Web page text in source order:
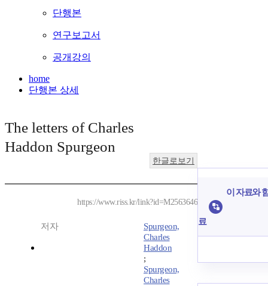
단행본
연구보고서
공개강의
home
단행본 상세
The letters of Charles
Haddon Spurgeon
한글로보기
https://www.riss.kr/link?id=M2563646
저자
Spurgeon,
Charles
Haddon
;
Spurgeon,
Charles
이 자료와
료